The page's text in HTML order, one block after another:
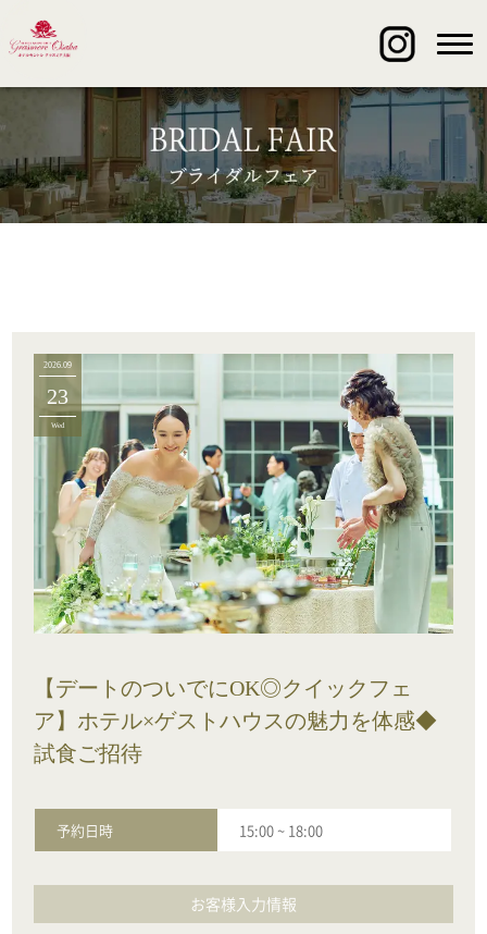
2026.09
23
Wed
【デートのついでにOK◎クイックフェ
ア】ホテル×ゲストハウスの魅力を体感◆
試食ご招待
予約日時 15:00~ 18:00
お客様入力情報